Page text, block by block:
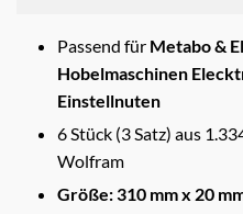
Passend für Metabo &
Hobelmaschinen
Einstellnuten
6 Stück (3 Satz) aus
Wolfram
Größe: 310 mm x 20